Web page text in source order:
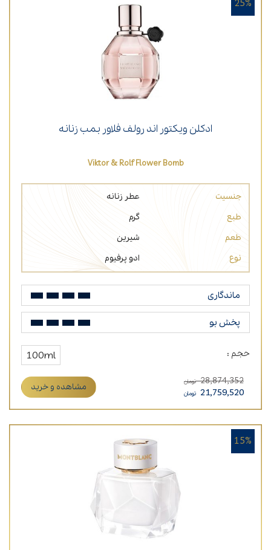
ادکلن ویکتور اند رولف فلاور بمب زنانه
Viktor & Rolf Flower Bomb
جنسیت
عطر زنانه
طبع
گرم
طعم
شیرین
نوع
ادو پرفیوم
ماندگاری
پخش بو
حجم : 100ml
28,874,352 تومان
21,759,520 تومان
مشاهده و خرید
25%
15%